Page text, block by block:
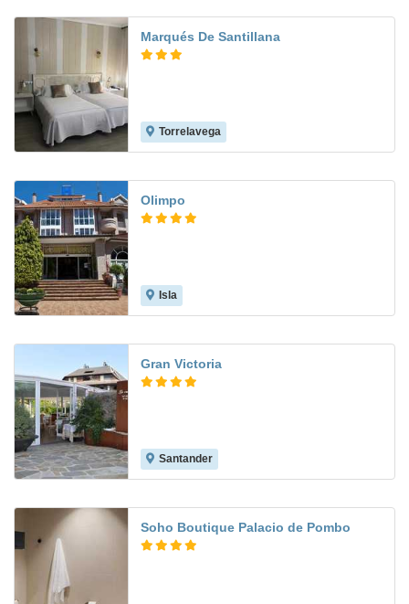
Marqués De Santillana
Torrelavega
Olimpo
Isla
Gran Victoria
Santander
Soho Boutique Palacio de Pombo